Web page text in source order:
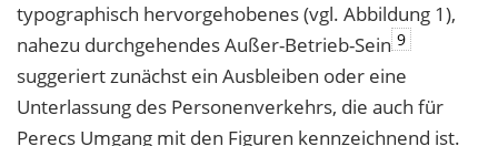
typographisch hervorgehobenes (vgl. Abbildung 1),
nahezu durchgehendes Außer-Betrieb-Sein 9
suggeriert zunächst ein Ausbleiben oder eine
Unterlassung des Personenverkehrs, die auch für
Perecs Umgang mit den Figuren kennzeichnend ist.